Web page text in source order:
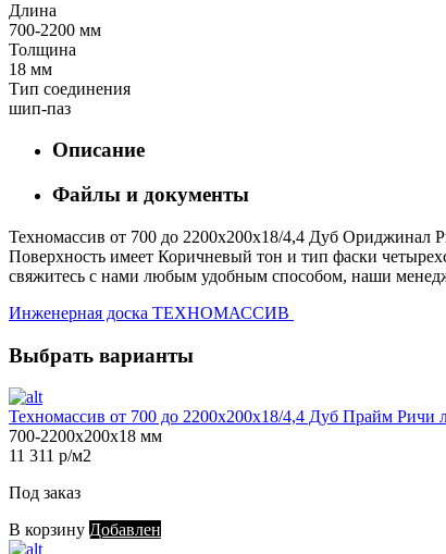
Длина
700-2200 мм
Толщина
18 мм
Тип соединения
шип-паз
Описание
Файлы и документы
Техномассив от 700 до 2200х200х18/4,4 Дуб Ориджинал
Поверхность имеет Коричневый тон и тип фаски
свяжитесь с нами любым удобным способом, наши
Инженерная доска ТЕХНОМАССИВ
Выбрать варианты
Техномассив от 700 до 2200х200х18/4,4 Дуб Прайм Ричи
700-2200х200х18 мм
11 311 р/м2
Под заказ
В корзину Добавлен